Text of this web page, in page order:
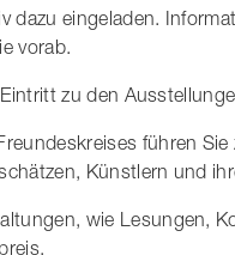
dazu eingeladen.
vorab.
zu den
führen
Künstlern und
wie Lesungen,